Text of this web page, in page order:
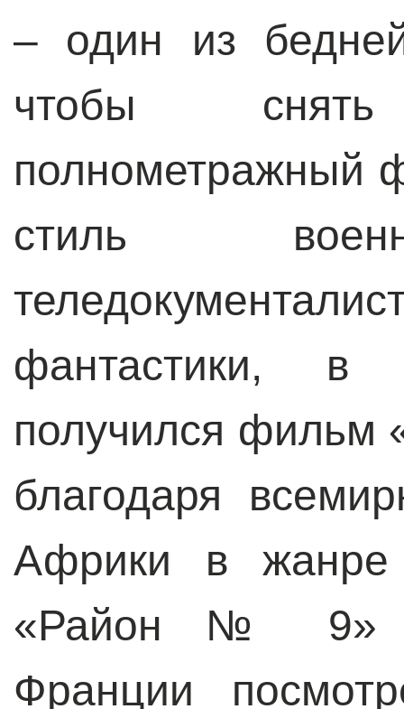
– один из
чтобы
полнометражный
стиль
фантастики, в
получился фильм
благодаря
Африки в жанре
«Район № 9»
Франции